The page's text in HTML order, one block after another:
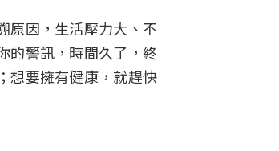
原因，生活壓力大、不
的警訊，時間久了，終
想要擁有健康，就趕快